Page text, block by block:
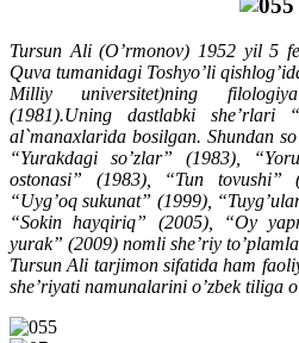
Tursun Ali (O’rmonov) 1952 yil 5
Quva tumanidagi Toshyo’li
Milliy universitet)ning
(1981).Uning dastlabki she’rlari
al`manaxlarida bosilgan. Shundan
“Yurakdagi so’zlar” (1983),
ostonasi” (1983), “Tun tovushi”
“Uyg’oq sukunat” (1999),
“Sokin hayqiriq” (2005), “Oy
yurak” (2009) nomli she’riy
Tursun Ali tarjimon sifatida ham
she’riyati namunalarini o’zbek tiliga